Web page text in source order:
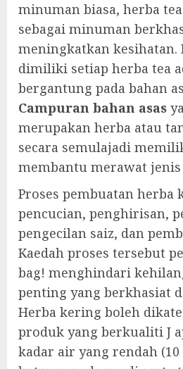
minuman biasa, herba
sebagai minuman
meningkatkan kesihatan.
dimiliki setiap herba tea
bergantung pada bahan
Campuran bahan asas
merupakan herba atau
secara semulajadi
membantu merawat
Proses pembuatan
pencucian, penghirisan,
pengecilan saiz, dan
Kaedah proses tersebut
bag! menghindari
penting yang berkhasiat
Herba kering boleh
produk yang berkualiti J
kadar air yang rendah (10